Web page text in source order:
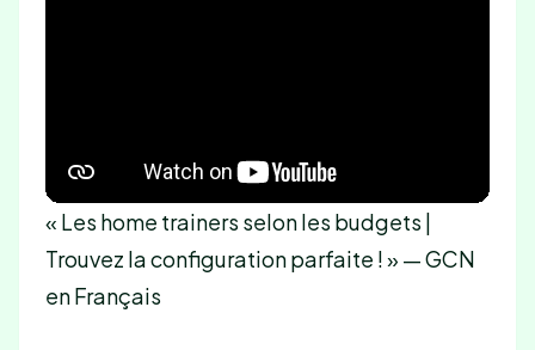
« Les home trainers selon les budgets |
Trouvez la configuration parfaite ! » — GCN
en Français